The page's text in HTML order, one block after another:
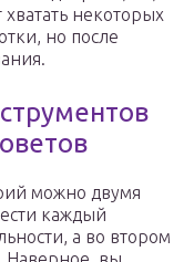
некоторых
но после
можно двумя
каждый
а во втором